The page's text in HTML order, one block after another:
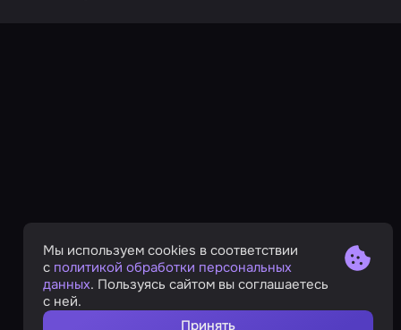
Мы используем cookies в соответствии
с политикой обработки персональных
данных. Пользуясь сайтом вы соглашаетесь
с ней.
Принять